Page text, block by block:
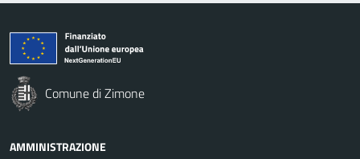
Comune di Zimone
AMMINISTRAZIONE